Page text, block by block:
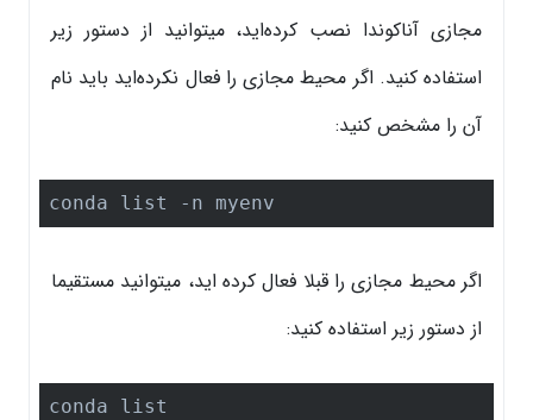
مجازی آناکوندا نصب کرده‌اید، میتوانید از دستور زیر
استفاده کنید. اگر محیط مجازی را فعال نکرده‌اید باید نام
آن را مشخص کنید:
conda list -n myenv
اگر محیط مجازی را قبلا فعال کرده اید، میتوانید مستقیما
از دستور زیر استفاده کنید:
conda list